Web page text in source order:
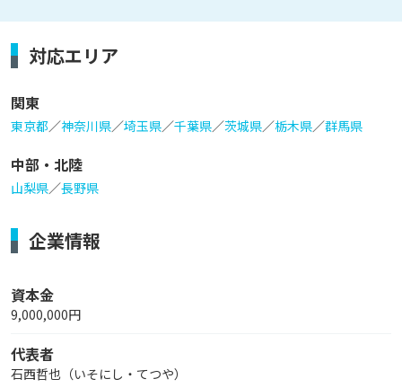
対応エリア
関東
東京都／神奈川県／埼玉県／千葉県／茨城県／栃木県／群馬県
中部・北陸
山梨県／長野県
企業情報
資本金
9,000,000円
代表者
石西哲也（いそにし・てつや）